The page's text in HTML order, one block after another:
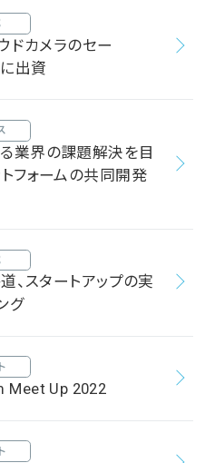
ドカメラのセー
出資
る業界の課題解決を目
フォームの共同開発
スタートアップの実
グ
Meet Up 2022